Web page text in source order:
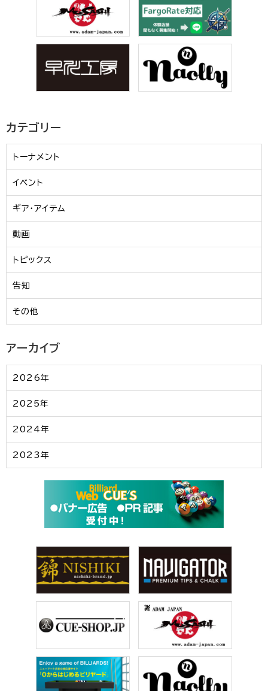
カテゴリー
トーナメント
イベント
ギア・アイテム
動画
トピックス
告知
その他
アーカイブ
2026年
2025年
2024年
2023年